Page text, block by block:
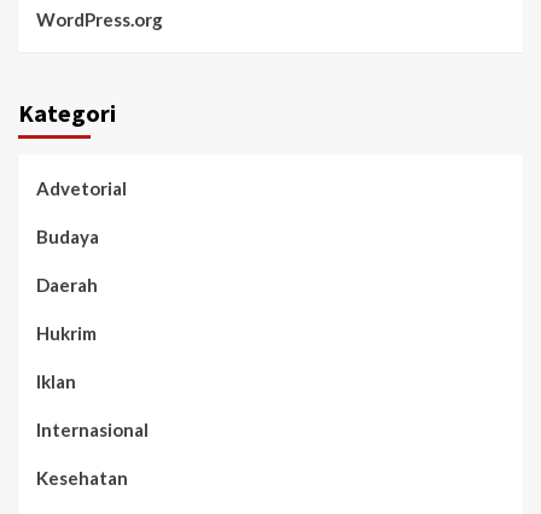
WordPress.org
Kategori
Advetorial
Budaya
Daerah
Hukrim
Iklan
Internasional
Kesehatan